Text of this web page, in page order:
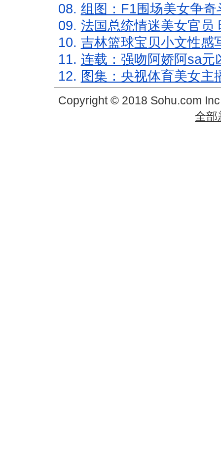
08. 组图：F1围场美女争
09. 法国总统情迷美女官员
10. 吉林篮球宝贝小文性感
11. 连载：强吻阿娇阿sa元
12. 图集：央视体育美女主
Copyright © 2018 Sohu.com
全部